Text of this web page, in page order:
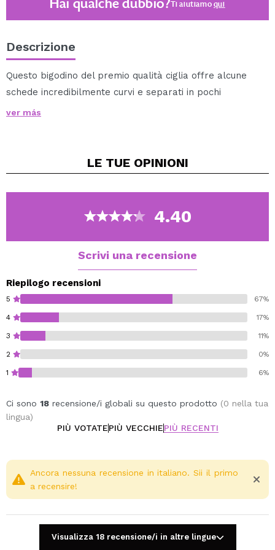
Hai qualche dubbio?Ti aiutiamoqui
Descrizione
Questo bigodino del premio qualità ciglia offre alcune
schede incredibilmente curvi e separati in pochi
secondi. Basta metterlo sulla riga superiore delle
per dare ancora maggiore densità e volume. Quindi,
applicare la maschera. Viene fornito con due bande di
sostituzione.
ver más
LE TUE OPINIONI
4.40
Scrivi una recensione
Riepilogo recensioni
5 67%
4 17%
3 11%
2 0%
1 6%
Ci sono 18 recensione/i globali su questo prodotto (0 nella tua
lingua)
PIÙ VOTATEPIÙ VECCHIEPIÙ RECENTI
Ancora nessuna recensione in italiano. Sii il primo
a recensire!
Visualizza 18 recensione/i in altre lingue